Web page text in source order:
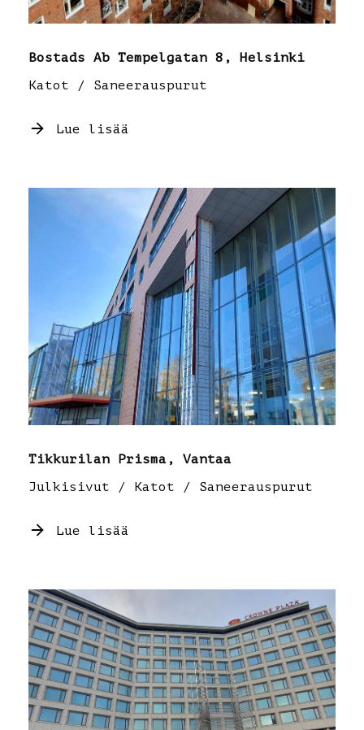
Bostads Ab Tempelgatan 8, Helsinki
Katot / Saneerauspurut
Lue lisää
Tikkurilan Prisma, Vantaa
Julkisivut / Katot / Saneerauspurut
Lue lisää